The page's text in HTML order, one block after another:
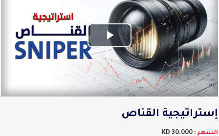
Play
Video
القناص
:
30.000 KD